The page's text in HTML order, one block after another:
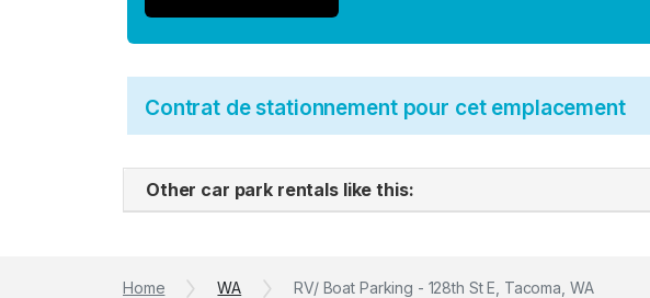
Contrat de stationnement pour cet emplacement
Other car park rentals like this:
Home WA RV/ Boat Parking - 128th St E, Tacoma, WA